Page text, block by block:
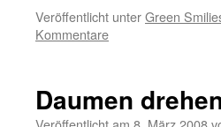
Veröffentlicht unterGreen
Kommentare
Daumen